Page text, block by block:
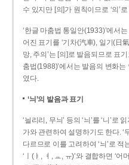
수 있지만 [의]가 원칙이므로 ‘의’
‘한글 마춤법 통일안(1933)’에서
어진 표기를 ‘기차(汽車), 일기(日
망, 주의’는 [의]로 발음되므로 표
춤법(1988)’에서는 발음의 변화
였다.
‘늬’의 발음과 표기
‘늴리리, 무늬’ 등의 ‘늬’를 ‘니’로
가와 관련하여 설명하기도 한다. ‘
다르므로 이를 고려하여 ‘늬’로 적
‘ㅣ(ㅑ, ㅕ, ㅛ, ㅠ)’와 결합하면 ‘